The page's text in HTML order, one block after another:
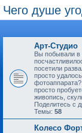
Чего душе
Арт-Студио
Вы побывали в
посетили
просто
просто
живопись,
Поделитесь с
Темы: 58
Колесо